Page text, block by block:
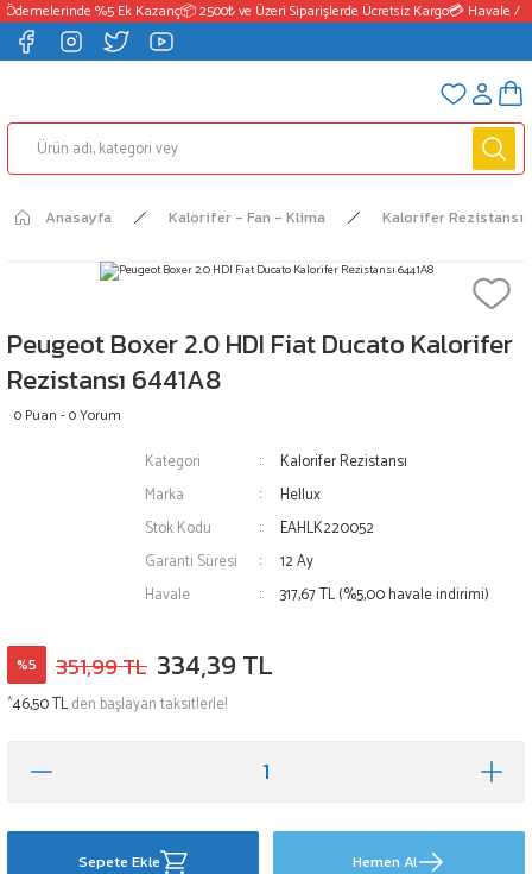
%5 Ek Kazanç📦 2500₺ ve Üzeri Siparişlerde Ücretsiz Kargo💳 Havale /
Anasayfa Kalorifer - Fan - Klima Kalorifer Rezistansı
Peugeot Boxer 2.0 HDI Fiat Ducato Kalorifer
Rezistansı 6441A8
0 Puan - 0 Yorum
Kategori
Kalorifer Rezistansı
Marka
Hellux
Stok Kodu
EAHLK220052
Garanti Süresi
12 Ay
Havale
317,67 TL (%5,00 havale indirimi)
%5 351,99 TL 334,39 TL
*46,50 TLden başlayan taksitlerle!
Sepete Ekle Hemen Al